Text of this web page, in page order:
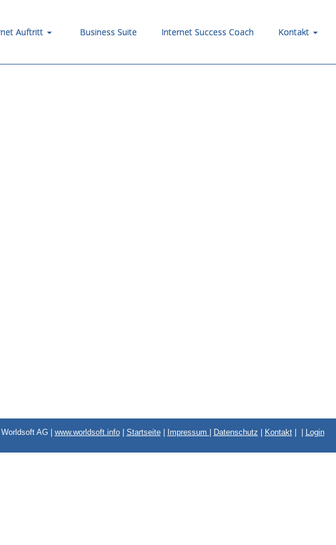
Auftritt Business Suite Internet Success Coach Kontakt
AG | www.worldsoft.info| Startseite| Impressum Datenschutz Kontakt| Login